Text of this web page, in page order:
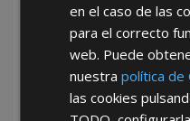
en el caso de las
para el correcto
web. Puede
nuestrapolítica de
las cookies